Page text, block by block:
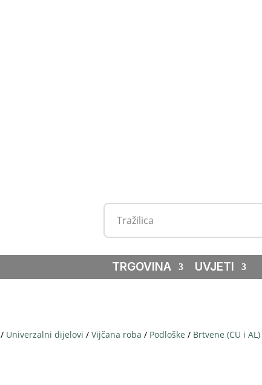
TRGOVINA UVJETI
/ Univerzalni dijelovi /Vijčana roba / Podloške / Brtvene (CU i AL)